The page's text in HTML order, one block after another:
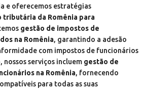
e oferecemos estratégias
tributária da Romênia para
gestão de impostos de
na Romênia, garantindo a adesão
com impostos de funcionários
nossos serviços incluem gestão de
na Romênia, fornecendo
para todas as suas